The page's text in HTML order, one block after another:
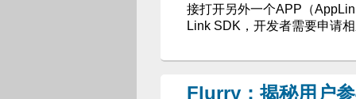
接打开另外一个APP（
Link SDK，开发者需要申请
Flurry：揭秘用户